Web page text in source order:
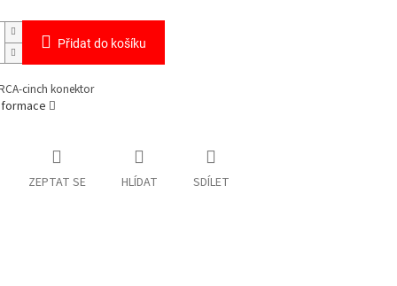
Přidat do košíku
cinch konektor
ZEPTAT SE HLÍDAT SDÍLET